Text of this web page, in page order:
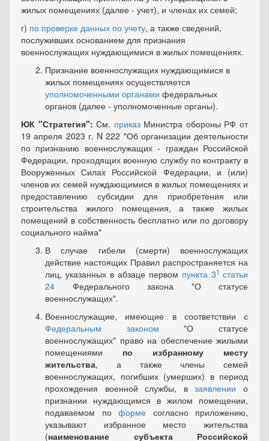
жилых помещениях (далее - учет), и членах их семей;
г) по проверке данных по учету, а также сведений,
послуживших основанием для признания
военнослужащих нуждающимися в жилых помещениях.
Признание военнослужащих нуждающимися в
жилых помещениях осуществляется
уполномоченными органами федеральных
органов (далее - уполномоченные органы).
ЮК "Стратегия":См. приказМинистра обороны РФ от
19 апреля 2023 г. N 222 "Об организации деятельности
по признанию военнослужащих - граждан Российской
Федерации, проходящих военную службу по контракту в
Вооруженных Силах Российской Федерации, и (или)
членов их семей нуждающимися в жилых помещениях и
предоставлению субсидии для приобретения или
строительства жилого помещения, а также жилых
помещений в собственность бесплатно или по договору
социального найма"
В случае гибели (смерти) военнослужащих
действие настоящих Правил распространяется на
лиц, указанных в абзаце первом пункта 31 статьи
24 Федерального закона "О статусе
военнослужащих".
Военнослужащие, имеющие в соответствии с
Федеральным законом "О статусе
военнослужащих" право на обеспечение жилыми
помещениями по избранному месту
жительства, а также члены семей
военнослужащих, погибших (умерших) в период
прохождения военной службы, взаявлении о
признании нуждающимся в жилом помещении,
подаваемом по форме согласно приложению,
указывают избранное место жительства
(наименование субъекта Российской